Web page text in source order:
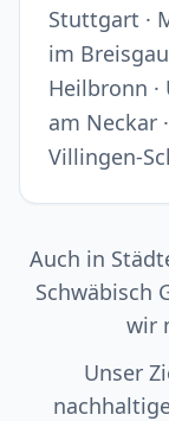
Stuttgart ·
im
Heilbronn ·
am Neckar
Villingen-
Auch in
Schwäbisch
wir
Unser